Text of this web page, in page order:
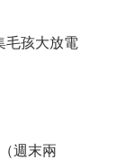
孩大放電
週末兩